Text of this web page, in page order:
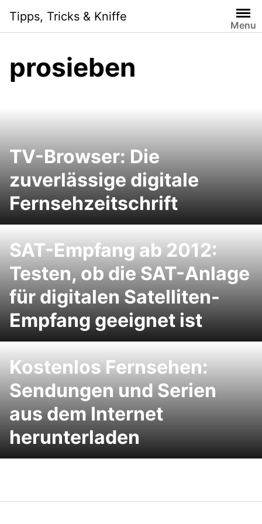
content
Tipps, Tricks & Kniffe
Menu
prosieben
TV-Browser: Die
zuverlässige digitale
Fernsehzeitschrift
SAT-Empfang ab 2012:
Testen, ob die SAT-Anlage
für digitalen Satelliten-
Empfang geeignet ist
Kostenlos Fernsehen:
Sendungen und Serien
aus dem Internet
herunterladen